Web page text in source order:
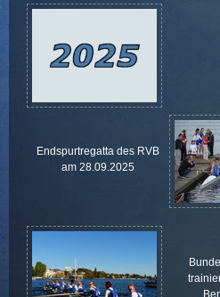
Endspurtregatta des RVB
am 28.09.2025